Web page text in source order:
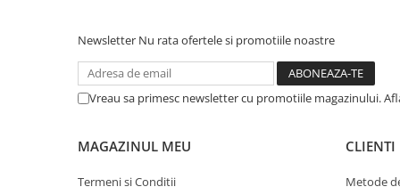
Organizare și Arhivare
Accesorii de organizare
Caiete mecanice
Newsletter Nu rata ofertele si promotiile noastre
Vreau sa primesc newsletter cu promotiile magazinului.
MAGAZINUL MEU
Termeni si Conditii
CLIENTI
Metode